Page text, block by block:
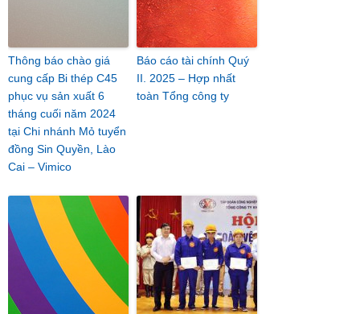
Thông báo chào giá
cung cấp Bi thép C45
phục vụ sản xuất 6
tháng cuối năm 2024
tại Chi nhánh Mỏ tuyển
đồng Sin Quyền, Lào
Cai – Vimico
Báo cáo tài chính Quý
II. 2025 – Hợp nhất
toàn Tổng công ty